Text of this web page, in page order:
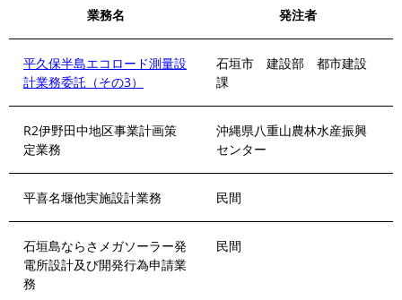
業務名 発注者
平久保半島エコロード測量設
計業務委託（その3）
石垣市 建設部 都市建設
課
R2伊野田中地区事業計画策
定業務
沖縄県八重山農林水産振興
センター
平喜名堰他実施設計業務 民間
石垣島ならさメガソーラー発
電所設計及び開発行為申請業
務
民間